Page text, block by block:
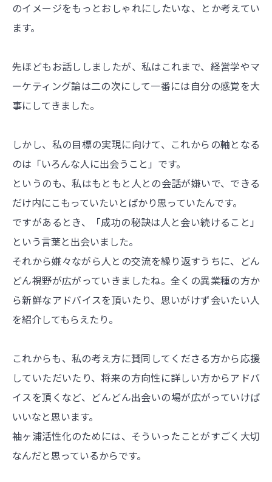
のイメージをもっとおしゃれにしたいな、とか考えてい
ます。
先ほどもお話ししましたが、私はこれまで、経営学やマ
ーケティング論は二の次にして一番には自分の感覚を大
事にしてきました。
しかし、私の目標の実現に向けて、これからの軸となる
のは「いろんな人に出会うこと」です。
というのも、私はもともと人との会話が嫌いで、できる
だけ内にこもっていたいとばかり思っていたんです。
ですがあるとき、「成功の秘訣は人と会い続けること」
という言葉と出会いました。
それから嫌々ながら人との交流を繰り返すうちに、どん
どん視野が広がっていきましたね。全くの異業種の方か
ら新鮮なアドバイスを頂いたり、思いがけず会いたい人
を紹介してもらえたり。
これからも、私の考え方に賛同してくださる方から応援
していただいたり、将来の方向性に詳しい方からアドバ
イスを頂くなど、どんどん出会いの場が広がっていけば
いいなと思います。
袖ヶ浦活性化のためには、そういったことがすごく大切
なんだと思っているからです。